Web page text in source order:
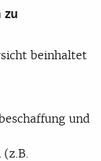
zu
beinhaltet
und